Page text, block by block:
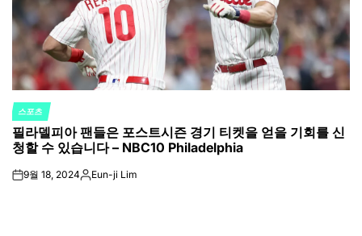
POSTED
IN
스포츠
필라델피아 팬들은 포스트시즌 경기 티켓을 얻을 기회를 신
청할 수 있습니다 – NBC10 Philadelphia
on9월 18, 2024Posted
Eun-ji Lim